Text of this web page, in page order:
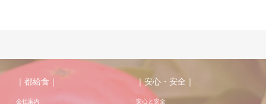
｜都給食｜
会社案内
｜安心・安全｜
安心と安全